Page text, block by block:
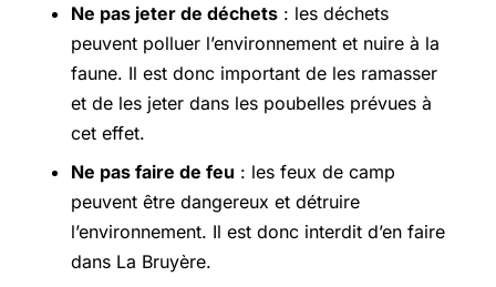
Ne pas jeter de déchets : les déchets
peuvent polluer l’environnement et nuire à la
faune. Il est donc important de les ramasser
et de les jeter dans les poubelles prévues à
cet effet.
Ne pas faire de feu : les feux de camp
peuvent être dangereux et détruire
l’environnement. Il est donc interdit d’en faire
dans La Bruyère.